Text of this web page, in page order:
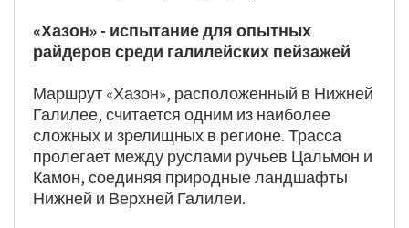
«Хазон» - испытание для опытных
райдеров среди галилейских пейзажей
Маршрут «Хазон», расположенный в Нижней
Галилее, считается одним из наиболее
сложных и зрелищных в регионе. Трасса
пролегает между руслами ручьев Цальмон и
Камон, соединяя природные ландшафты
Нижней и Верхней Галилеи.